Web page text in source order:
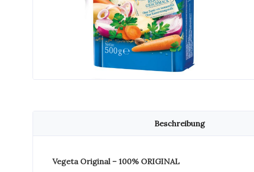
Beschreibung
Vegeta Original – 100% ORIGINAL